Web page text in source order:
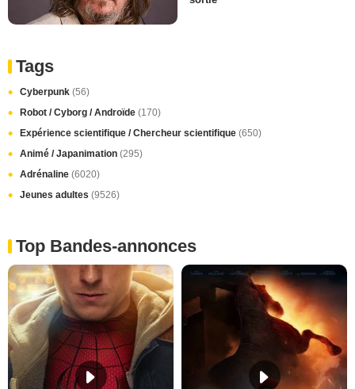
Tags
Cyberpunk (56)
Robot / Cyborg / Androïde (170)
Expérience scientifique / Chercheur scientifique (650)
Animé / Japanimation (295)
Adrénaline (6020)
Jeunes adultes (9526)
Top Bandes-annonces